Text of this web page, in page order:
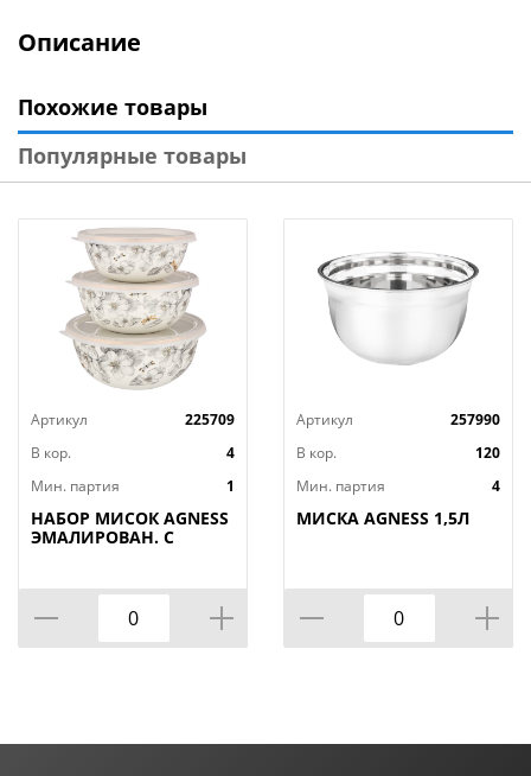
Описание
Похожие товары
Популярные товары
Артикул
225709
В кор.
4
Мин. партия
1
НАБОР МИСОК AGNESS
ЭМАЛИРОВАН. С
САД, 6ПР.14/16/18СМ,
0,6/0,9/1,3Л
Артикул
257990
В кор.
120
Мин. партия
4
МИСКА AGNESS 1,5Л